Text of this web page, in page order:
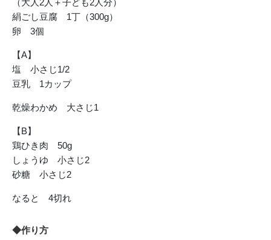
絹ごし豆腐 1丁（300g）
卵 3個
【A】
塩 小さじ1/2
豆乳 1カップ
乾燥わかめ 大さじ1
【B】
鶏ひき肉 50g
しょうゆ 小さじ2
砂糖 小さじ2
なると 4切れ
◆作り方